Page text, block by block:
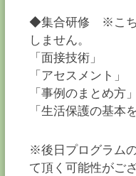
◆集合研修 ※こち
しません。
「面接技術」
「アセスメント」
「事例のまとめ方」
「生活保護の基本
※後日プログラム
て頂く可能性がご